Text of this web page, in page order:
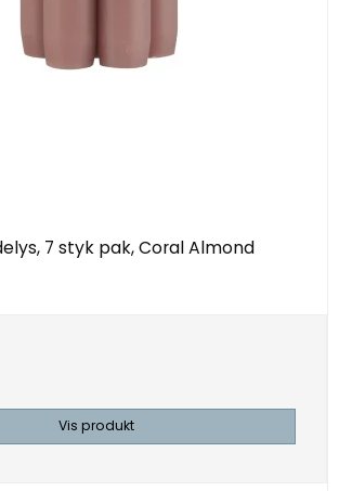
7 styk pak, Coral Almond
Vis produkt